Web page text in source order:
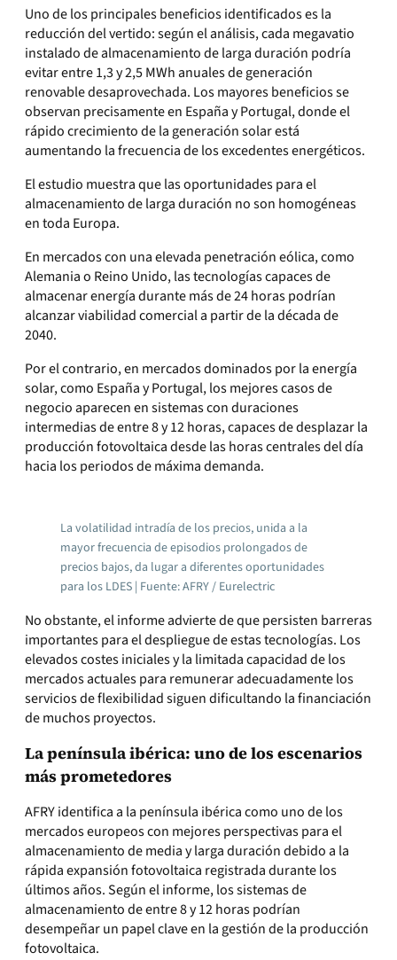
Uno de los principales beneficios identificados es la
reducción del vertido: según el análisis, cada megavatio
instalado de almacenamiento de larga duración podría
evitar entre 1,3 y 2,5 MWh anuales de generación
renovable desaprovechada. Los mayores beneficios se
observan precisamente en España y Portugal, donde el
rápido crecimiento de la generación solar está
aumentando la frecuencia de los excedentes energéticos.
El estudio muestra que las oportunidades para el
almacenamiento de larga duración no son homogéneas
en toda Europa.
En mercados con una elevada penetración eólica, como
Alemania o Reino Unido, las tecnologías capaces de
almacenar energía durante más de 24 horas podrían
alcanzar viabilidad comercial a partir de la década de
2040.
Por el contrario, en mercados dominados por la energía
solar, como España y Portugal, los mejores casos de
negocio aparecen en sistemas con duraciones
intermedias de entre 8 y 12 horas, capaces de desplazar la
producción fotovoltaica desde las horas centrales del día
hacia los periodos de máxima demanda.
La volatilidad intradía de los precios, unida a la
mayor frecuencia de episodios prolongados de
precios bajos, da lugar a diferentes oportunidades
para los LDES | Fuente: AFRY / Eurelectric
No obstante, el informe advierte de que persisten barreras
importantes para el despliegue de estas tecnologías. Los
elevados costes iniciales y la limitada capacidad de los
mercados actuales para remunerar adecuadamente los
servicios de flexibilidad siguen dificultando la financiación
de muchos proyectos.
La península ibérica: uno de los escenarios
más prometedores
AFRY identifica a la península ibérica como uno de los
mercados europeos con mejores perspectivas para el
almacenamiento de media y larga duración debido a la
rápida expansión fotovoltaica registrada durante los
últimos años. Según el informe, los sistemas de
almacenamiento de entre 8 y 12 horas podrían
desempeñar un papel clave en la gestión de la producción
fotovoltaica.